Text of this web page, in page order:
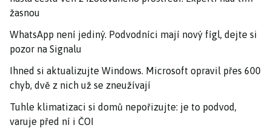
žasnou
WhatsApp není jediný. Podvodníci mají nový fígl, dejte si
pozor na Signalu
Ihned si aktualizujte Windows. Microsoft opravil přes 600
chyb, dvě z nich už se zneužívají
Tuhle klimatizaci si domů nepořizujte: je to podvod,
varuje před ní i ČOI